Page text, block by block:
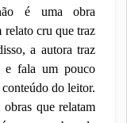
é uma obra
relato cru que traz
a autora traz
e fala um pouco
do leitor.
obras que relatam